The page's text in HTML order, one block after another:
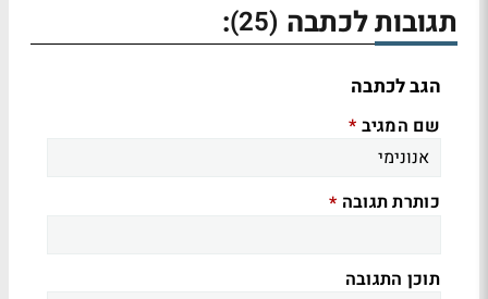
תגובות לכתבה (25)
:
הגב לכתבה
שם המגיב *
כותרת תגובה *
תוכן התגובה